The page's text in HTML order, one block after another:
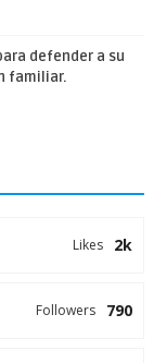
defender a su
familiar.
2k
Likes
790
Followers